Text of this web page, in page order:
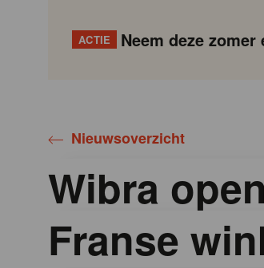
ACTIE Neem deze
Nieuwsoverzicht
Wibra
Franse